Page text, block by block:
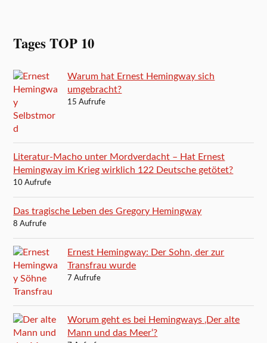
Tages TOP 10
Warum hat Ernest Hemingway sich
umgebracht?
15 Aufrufe
Literatur-Macho unter Mordverdacht – Hat Ernest
Hemingway im Krieg wirklich 122 Deutsche getötet?
10 Aufrufe
Das tragische Leben des Gregory Hemingway
8 Aufrufe
Ernest Hemingway: Der Sohn, der zur
Transfrau wurde
7 Aufrufe
Worum geht es bei Hemingways ‚Der alte
Mann und das Meer‘?